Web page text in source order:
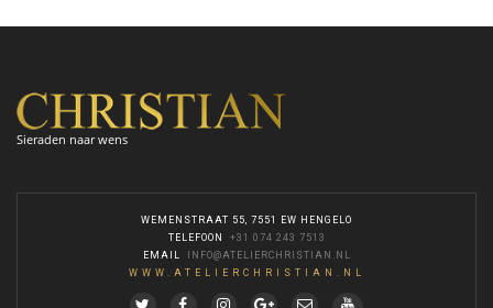
Sieraden naar wens
WEMENSTRAAT 55, 7551 EW HENGELO
TELEFOON
+31 074 243 7513
EMAIL
INFO@ATELIERCHRISTIAN.NL
WWW.ATELIERCHRISTIAN.NL